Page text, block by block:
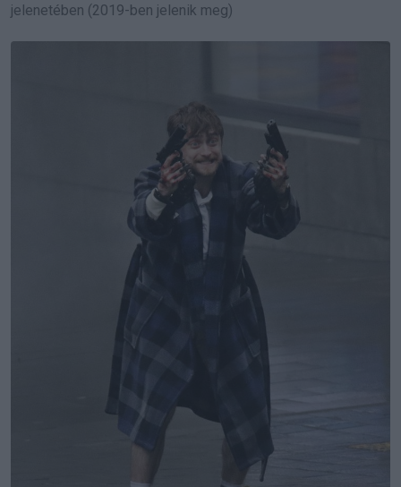
jelenetében (2019-ben jelenik meg)